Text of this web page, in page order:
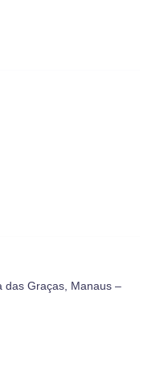
das Graças, Manaus –